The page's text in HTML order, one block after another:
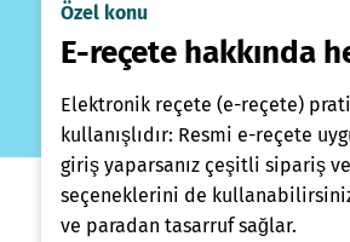
Özel konu
E-reçete hakkında
Elektronik reçete (e-reçete)
kullanışlıdır: Resmi e-reçete
giriş yaparsanız çeşitli sipariş
seçeneklerini de
ve paradan tasarruf sağlar.